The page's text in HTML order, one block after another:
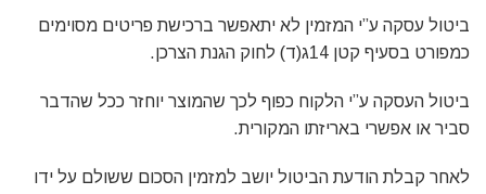
ביטול עסקה ע”י המזמין לא יתאפשר ברכישת פריטים מסוימים
כמפורט בסעיף קטן 14ג(ד) לחוק הגנת הצרכן.
ביטול העסקה ע”י הלקוח כפוף לכך שהמוצר יוחזר ככל שהדבר
סביר או אפשרי באריזתו המקורית.
לאחר קבלת הודעת הביטול יושב למזמין הסכום ששולם על ידו